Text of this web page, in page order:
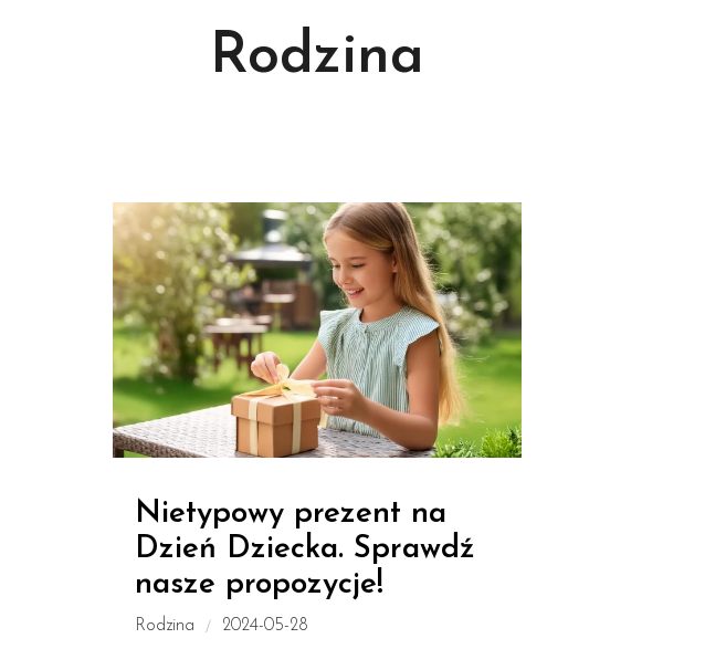
Rodzina
Nietypowy prezent na
Dzień Dziecka. Sprawdź
nasze propozycje!
Rodzina 2024-05-28